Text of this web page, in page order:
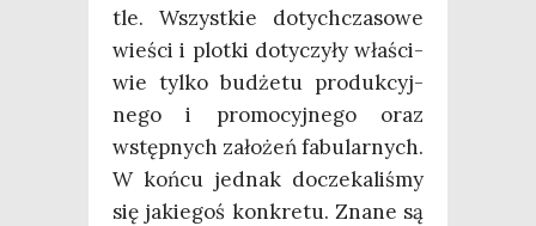
tle. Wszyst­kie dotych­cza­so­we
wie­ści i plot­ki doty­czy­ły wła­ści­
wie tyl­ko budże­tu pro­duk­cyj­
ne­go i pro­mo­cyj­ne­go oraz
wstęp­nych zało­żeń fabu­lar­nych.
W koń­cu jed­nak docze­ka­li­śmy
się jakie­goś kon­kre­tu. Zna­ne są